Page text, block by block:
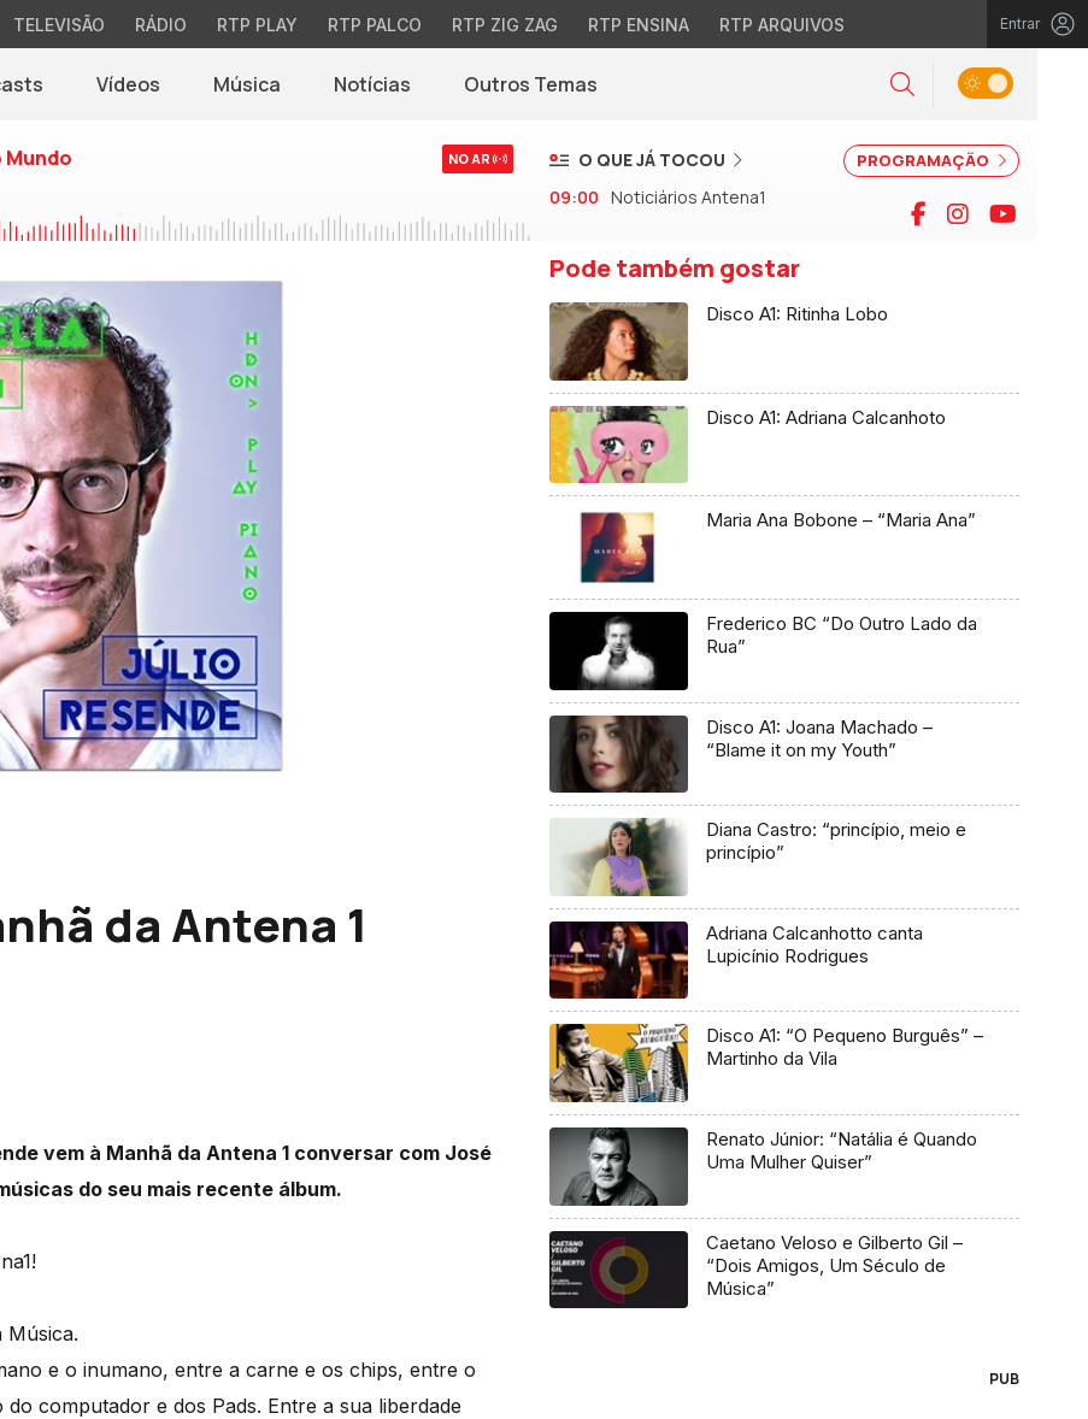
TELEVISÃO RÁDIO RTP PLAY RTP PALCO RTP ZIG ZAG RTP ENSINA RTP ARQUIVOS Entrar
Vídeos Música Notícias(abre em nova janela)
Outros Temas Pesquisar
Alternar tema
NO AR PROGRAMAÇÃO
O QUE JÁ TOCOU
09:00 Noticiários Antena1 Facebook
Instagram
da Antena 1
vem à Manhã da Antena 1 conversar com José
do seu mais recente álbum.
Música.
e o inumano, entre a carne e os chips, entre o
computador e dos Pads. Entre a sua liberdade
Pode também gostar
Disco A1: Ritinha Lobo
Disco A1: Adriana Calcanhoto
Maria Ana Bobone – “Maria Ana”
Frederico BC “Do Outro Lado da
Rua”
Disco A1: Joana Machado –
“Blame it on my Youth”
Diana Castro: “princípio, meio e
princípio”
Adriana Calcanhotto canta
Lupicínio Rodrigues
Disco A1: “O Pequeno Burguês” –
Martinho da Vila
Renato Júnior: “Natália é Quando
Uma Mulher Quiser”
Caetano Veloso e Gilberto Gil –
“Dois Amigos, Um Século de
Música”
PUB